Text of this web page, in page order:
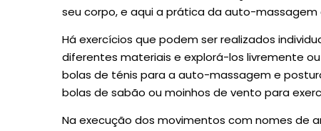
seu corpo, e aqui a prática da auto-massagem
Há exercícios que podem ser realizados
diferentes materiais e explorá-los livremente
bolas de ténis para a auto-massagem e
bolas de sabão ou moinhos de vento para
Na execução dos movimentos com nomes de